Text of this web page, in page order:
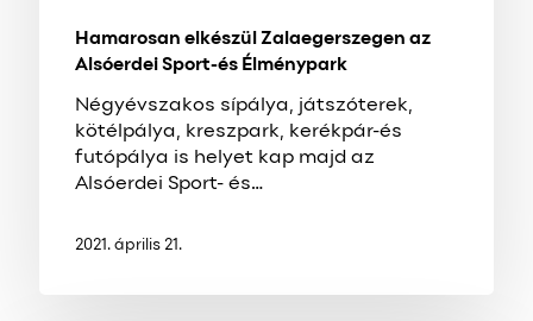
Hamarosan elkészül Zalaegerszegen az
Alsóerdei Sport-és Élménypark
Négyévszakos sípálya, játszóterek,
kötélpálya, kreszpark, kerékpár-és
futópálya is helyet kap majd az
Alsóerdei Sport- és…
2021. április 21.